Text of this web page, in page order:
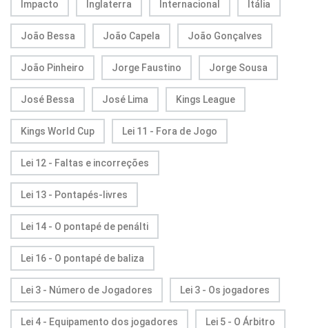
Impacto Inglaterra Internacional Itália
João Bessa João Capela João Gonçalves
João Pinheiro Jorge Faustino Jorge Sousa
José Bessa José Lima Kings League
Kings World Cup Lei 11 - Fora de Jogo
Lei 12 - Faltas e incorreções
Lei 13 - Pontapés-livres
Lei 14 - O pontapé de penálti
Lei 16 - O pontapé de baliza
Lei 3 - Número de Jogadores Lei 3 - Os jogadores
Lei 4 - Equipamento dos jogadores Lei 5 - O Árbitro